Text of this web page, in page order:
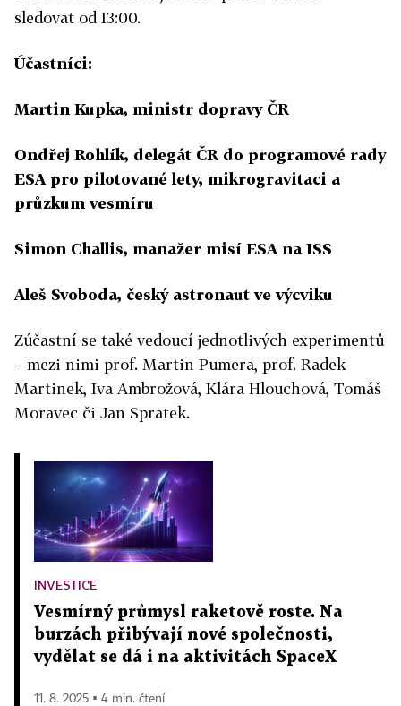
sledovat od 13:00.
Účastníci:
Martin Kupka, ministr dopravy ČR
Ondřej Rohlík, delegát ČR do programové rady
ESA pro pilotované lety, mikrogravitaci a
průzkum vesmíru
Simon Challis, manažer misí ESA na ISS
Aleš Svoboda, český astronaut ve výcviku
Zúčastní se také vedoucí jednotlivých experimentů
– mezi nimi prof. Martin Pumera, prof. Radek
Martinek, Iva Ambrožová, Klára Hlouchová, Tomáš
Moravec či Jan Spratek.
INVESTICE
Vesmírný průmysl raketově roste. Na
burzách přibývají nové společnosti,
vydělat se dá i na aktivitách SpaceX
11. 8. 2025 ▪ 4 min. čtení